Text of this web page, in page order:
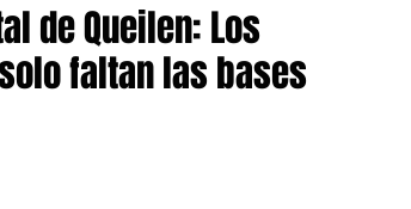
de Queilen: Los
faltan las bases